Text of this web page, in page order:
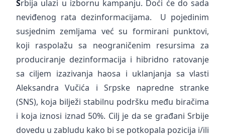
Srbija ulazi u izbornu kampanju. Doći će do sada
neviđenog rata dezinformacijama. U pojedinim
susjednim zemljama već su formirani punktovi,
koji raspolažu sa neograničenim resursima za
produciranje dezinformacija i hibridno ratovanje
sa ciljem izazivanja haosa i uklanjanja sa vlasti
Aleksandra Vučića i Srpske napredne stranke
(SNS), koja bilježi stabilnu podršku među biračima
i koja iznosi iznad 50%. Cilj je da se građani Srbije
dovedu u zabludu kako bi se potkopala pozicija i/ili